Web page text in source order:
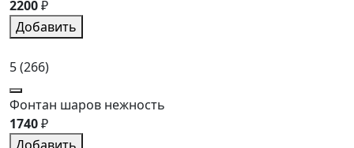
2200₽
Добавить
5(266)
Фонтан шаров нежность
1740₽